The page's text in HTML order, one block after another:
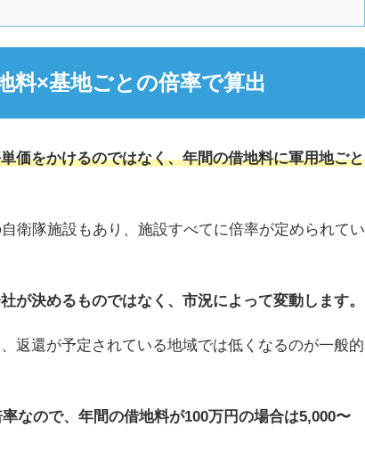
料×基地ごとの倍率で算出
価をかけるのではなく、年間の借地料に軍用地ごと
衛隊施設もあり、施設すべてに倍率が定められてい
が決めるものではなく、市況によって変動します。
返還が予定されている地域では低くなるのが一般的
なので、年間の借地料が100万円の場合は5,000〜